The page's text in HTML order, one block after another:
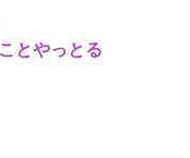
とやっとる